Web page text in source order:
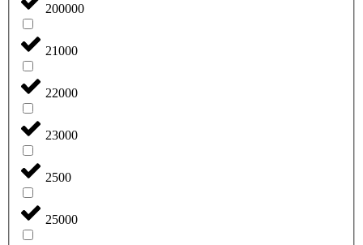
200000
21000
22000
23000
2500
25000